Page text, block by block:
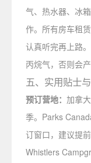
气、热水器、冰
作。所有房车租
认真听完再上路
丙烷气，否则会
五、实用贴士
预订营地： 加拿
季。Parks
订窗口，建议提
Whistlers